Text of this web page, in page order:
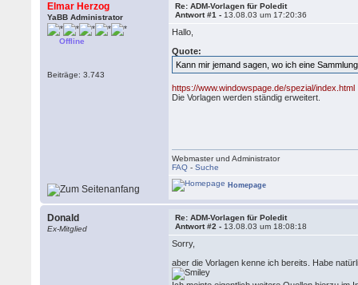
Elmar Herzog
YaBB Administrator
Offline
Beiträge: 3.743
Re: ADM-Vorlagen für Poledit
Antwort #1 - 13.08.03 um 17:20:36
Hallo,
Quote:
Kann mir jemand sagen, wo ich eine
https://www.windowspage.de/spezial/index.html
Die Vorlagen werden ständig erweitert.
Webmaster und Administrator
FAQ -Suche
Homepage
Donald
Ex-Mitglied
Re: ADM-Vorlagen für Poledit
Antwort #2 - 13.08.03 um 18:08:18
Sorry,
aber die Vorlagen kenne ich bereits. Habe